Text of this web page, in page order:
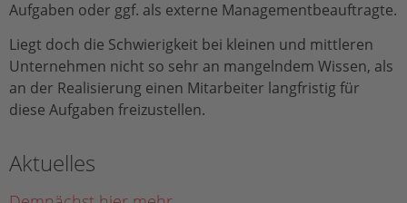
Aufgaben oder ggf. als externe Managementbeauftragte.
Liegt doch die Schwierigkeit bei kleinen und mittleren
Unternehmen nicht so sehr an mangelndem Wissen, als
an der Realisierung einen Mitarbeiter langfristig für
diese Aufgaben freizustellen.
Aktuelles